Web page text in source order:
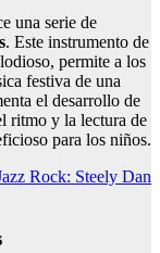
una serie de
. Este instrumento de
permite a los
festiva de una
el desarrollo de
ritmo y la lectura de
para los niños.
Rock: Steely Dan